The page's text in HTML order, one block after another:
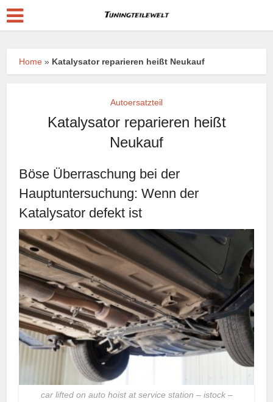
Home » Katalysator reparieren heißt Neukauf
Autoersatzteil
Katalysator reparieren heißt
Neukauf
Böse Überraschung bei der
Hauptuntersuchung: Wenn der
Katalysator defekt ist
car lifted on auto hoist at service station – istock –